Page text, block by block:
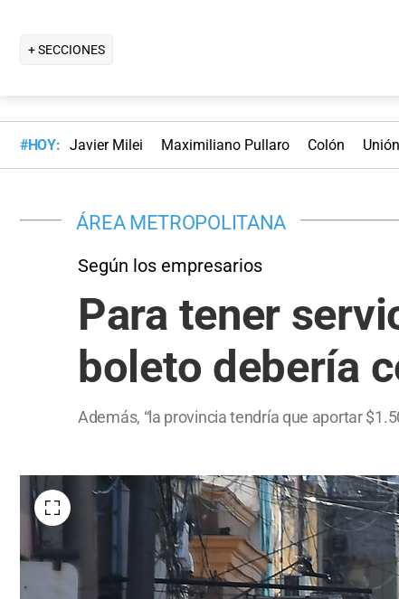
+ SECCIONES
#HOY: Javier Milei Maximiliano Pullaro Colón Unión
ÁREA METROPOLITANA
Según los empresarios
Para tener
boleto debería
Además, “la provincia tendría que aportar